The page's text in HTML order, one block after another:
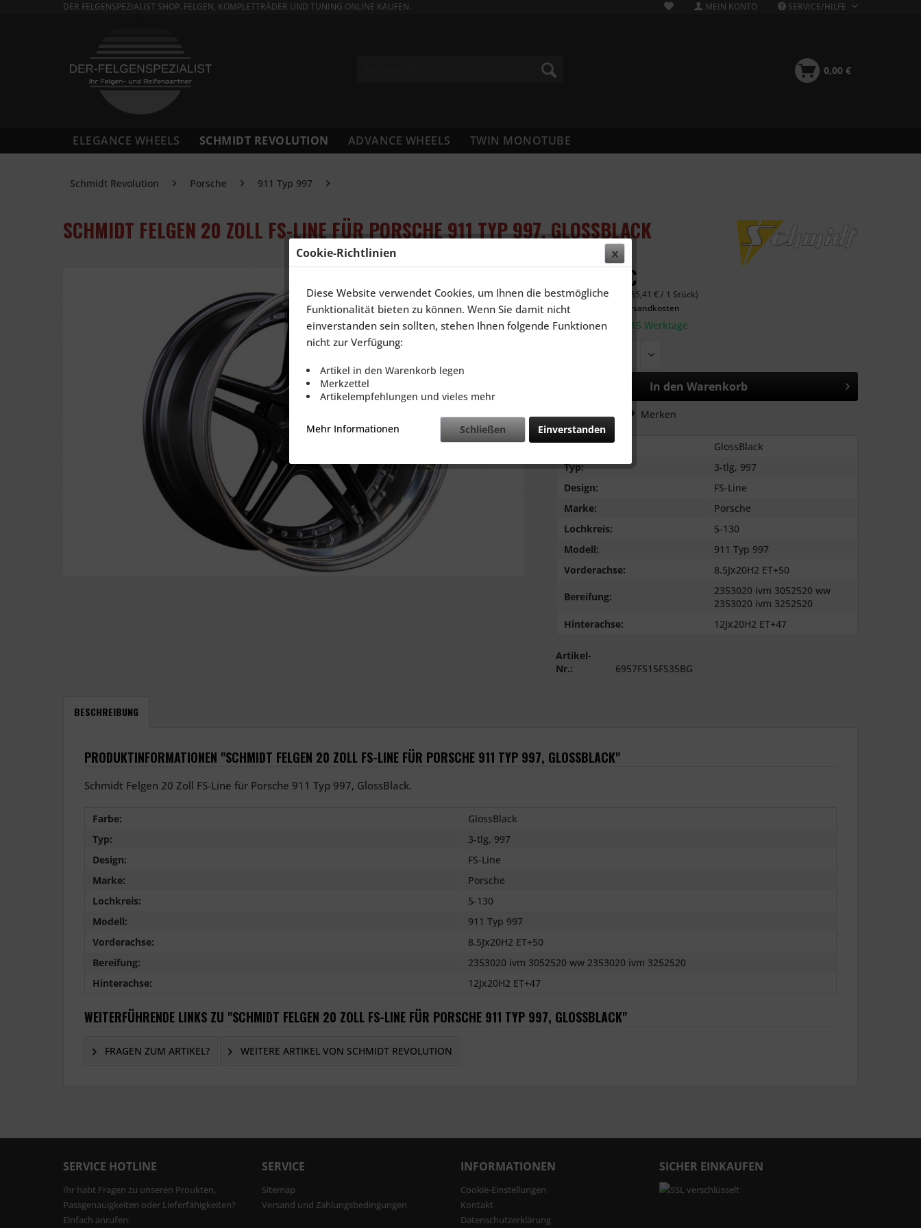
DER FELGENSPEZIALIST SHOP. FELGEN, KOMPLETTRÄDER UND TUNING ONLINE KAUFEN. MEIN KONTO SERVICE/HILFE
0,00 €
ELEGANCE WHEELS SCHMIDT REVOLUTION ADVANCE WHEELS TWIN MONOTUBE
Schmidt Revolution Porsche 911 Typ 997
SCHMIDT FELGEN 20 ZOLL FS-LINE FÜR PORSCHE 911 TYP 997, GLOSSBLACK
6.741,64 €
Inhalt:4 Stück (1.685,41 € / 1 Stück)
inkl. MwSt.
zzgl. Versandkosten
Lieferzeit: 10-15 Werktage
In den Warenkorb
Vergleichen Merken
Farbe:
GlossBlack
Typ:
3-tlg, 997
Design:
FS-Line
Marke:
Porsche
Lochkreis:
5-130
Modell:
911 Typ 997
Vorderachse:
8.5Jx20H2 ET+50
Bereifung:
2353020 ivm 3052520 ww
2353020 ivm 3252520
Hinterachse:
12Jx20H2 ET+47
Artikel-
Nr.:
6957FS15FS35BG
BESCHREIBUNG
PRODUKTINFORMATIONEN "SCHMIDT FELGEN 20 ZOLL FS-LINE FÜR PORSCHE 911 TYP 997, GLOSSBLACK"
Schmidt Felgen 20 Zoll FS-Line für Porsche 911 Typ 997, GlossBlack.
Farbe:
GlossBlack
Typ:
3-tlg, 997
Design:
FS-Line
Marke:
Porsche
Lochkreis:
5-130
Modell:
911 Typ 997
Vorderachse:
8.5Jx20H2 ET+50
Bereifung:
2353020 ivm 3052520 ww 2353020 ivm 3252520
Hinterachse:
12Jx20H2 ET+47
WEITERFÜHRENDE LINKS ZU "SCHMIDT FELGEN 20 ZOLL FS-LINE FÜR PORSCHE 911 TYP 997, GLOSSBLACK"
FRAGEN ZUM ARTIKEL? WEITERE ARTIKEL VON SCHMIDT REVOLUTION
SERVICE HOTLINE
Ihr habt Fragen zu unseren Proukten,
Passgenauigkeiten oder Lieferfähigkeiten?
Einfach anrufen:
SERVICE
Sitemap
Versand und Zahlungsbedingungen
INFORMATIONEN
Cookie-Einstellungen
Kontakt
Datenschutzerklärung
SICHER EINKAUFEN
Cookie-Richtlinien
Diese Website verwendet Cookies, um Ihnen die bestmögliche
Funktionalität bieten zu können. Wenn Sie damit nicht
einverstanden sein sollten, stehen Ihnen folgende Funktionen
nicht zur Verfügung:
Artikel in den Warenkorb legen
Merkzettel
Artikelempfehlungen und vieles mehr
Mehr Informationen Einverstanden
Schließen